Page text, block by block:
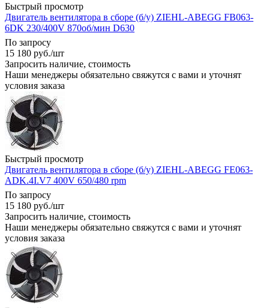
Быстрый просмотр
Двигатель вентилятора в сборе (б/у) ZIEHL-ABEGG FB063-
6DK 230/400V 870об/мин D630
По запросу
15 180 руб./шт
Запросить наличие, стоимость
Наши менеджеры обязательно свяжутся с вами и уточнят
условия заказа
Быстрый просмотр
Двигатель вентилятора в сборе (б/у) ZIEHL-ABEGG FE063-
ADK.4I.V7 400V 650/480 rpm
По запросу
15 180 руб./шт
Запросить наличие, стоимость
Наши менеджеры обязательно свяжутся с вами и уточнят
условия заказа